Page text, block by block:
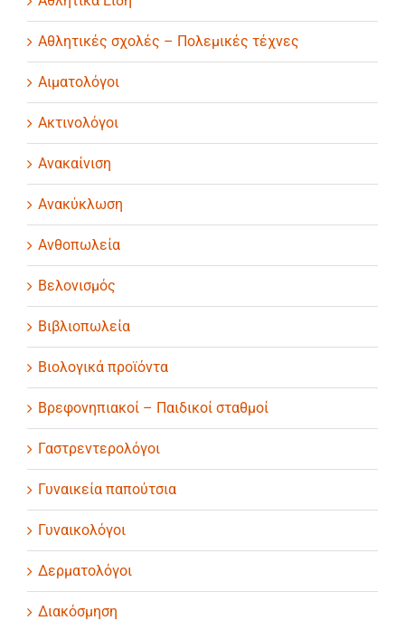
Αθλητικές σχολές – Πολεμικές τέχνες
Αιματολόγοι
Ακτινολόγοι
Ανακαίνιση
Ανακύκλωση
Ανθοπωλεία
Βελονισμός
Βιβλιοπωλεία
Βιολογικά προϊόντα
Βρεφονηπιακοί – Παιδικοί σταθμοί
Γαστρεντερολόγοι
Γυναικεία παπούτσια
Γυναικολόγοι
Δερματολόγοι
Διακόσμηση